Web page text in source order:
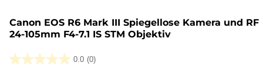
Canon EOS R6 Mark III Spiegellose Kamera und RF
24-105mm F4-7.1 IS STM Objektiv
0.0 (0)
0.0